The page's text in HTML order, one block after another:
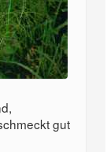
gut